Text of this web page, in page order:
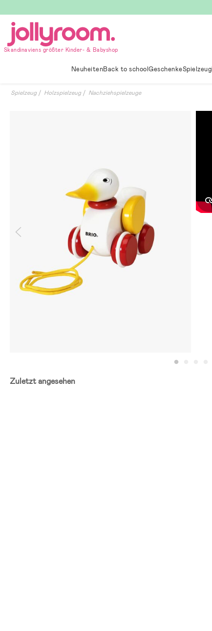
till
innehållet
Skandinaviens größter Kinder- & Babyshop
NeuheitenBack to schoolGeschenkeSpielzeug
Spielzeug Holzspielzeug Nachziehspielzeuge
Zuletzt angesehen